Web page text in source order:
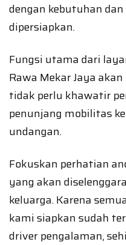
dengan kebutuhan
dipersiapkan.
Fungsi utama dari
Rawa Mekar Jaya
tidak perlu khawatir
penunjang mobilitas
undangan.
Fokuskan perhatian
yang akan
keluarga. Karena
kami siapkan sudah
driver pengalaman,